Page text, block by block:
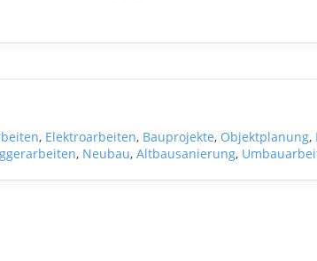
, Elektroarbeiten, Bauprojekte, Objektplanung,
, Neubau, Altbausanierung,